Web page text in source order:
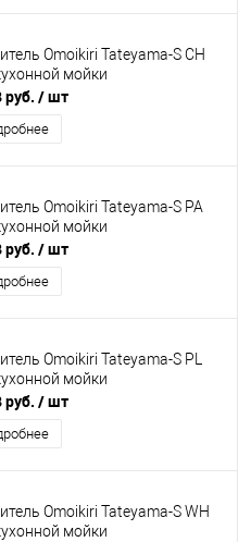
Omoikiri Tateyama-S CH
мойки
руб. / шт
Omoikiri Tateyama-S PA
мойки
руб. / шт
Omoikiri Tateyama-S PL
мойки
руб. / шт
Omoikiri Tateyama-S WH
мойки